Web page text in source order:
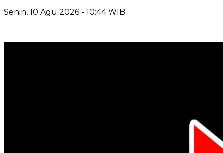
Senin, 10 Agu 2026 - 10:44 WIB